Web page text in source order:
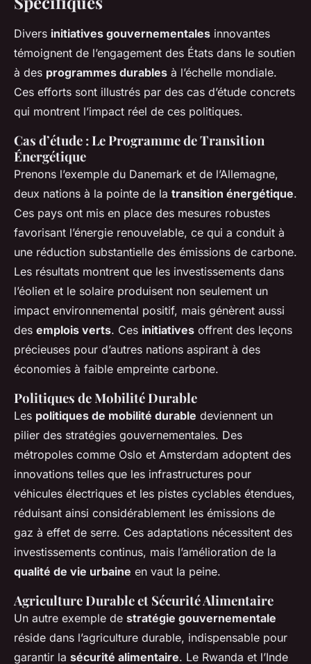
Divers initiatives gouvernementales innovantes
témoignent de l’engagement des États dans le soutien
à des programmes durables à l’échelle mondiale.
Ces efforts sont illustrés par des cas d’étude concrets
qui montrent l’impact réel de ces politiques.
Cas d’étude : Le Programme de Transition
Énergétique
Prenons l’exemple du Danemark et de l’Allemagne,
deux nations à la pointe de la transition énergétique.
Ces pays ont mis en place des mesures robustes
favorisant l’énergie renouvelable, ce qui a conduit à
une réduction substantielle des émissions de carbone.
Les résultats montrent que les investissements dans
l’éolien et le solaire produisent non seulement un
impact environnemental positif, mais génèrent aussi
des emplois verts. Ces initiatives offrent des leçons
précieuses pour d’autres nations aspirant à des
économies à faible empreinte carbone.
Politiques de Mobilité Durable
Les politiques de mobilité durable deviennent un
pilier des stratégies gouvernementales. Des
métropoles comme Oslo et Amsterdam adoptent des
innovations telles que les infrastructures pour
véhicules électriques et les pistes cyclables étendues,
réduisant ainsi considérablement les émissions de
gaz à effet de serre. Ces adaptations nécessitent des
investissements continus, mais l’amélioration de la
qualité de vie urbaine en vaut la peine.
Agriculture Durable et Sécurité Alimentaire
Un autre exemple de stratégie gouvernementale
réside dans l’agriculture durable, indispensable pour
garantir la sécurité alimentaire. Le Rwanda et l’Inde